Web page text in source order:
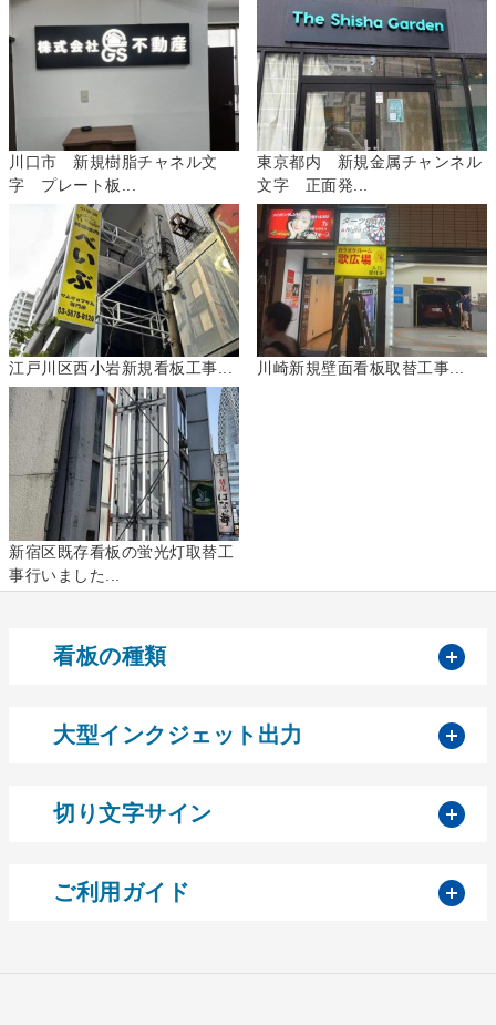
川口市 新規樹脂チャネル文
字 プレート板...
東京都内 新規金属チャンネル
文字 正面発...
江戸川区西小岩新規看板工事... 川崎新規壁面看板取替工事...
新宿区既存看板の蛍光灯取替工
事行いました...
看板の種類
大型インクジェット出力
切り文字サイン
ご利用ガイド